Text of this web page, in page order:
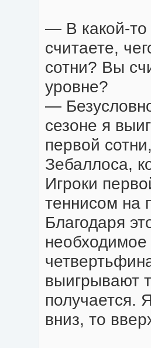
— В какой-
считаете,
сотни? Вы
уровне?
—
сезоне я
первой
Зебаллоса,
Игроки
теннисом на
Благодаря
необходимое
выигрывают
получается.
вниз, то